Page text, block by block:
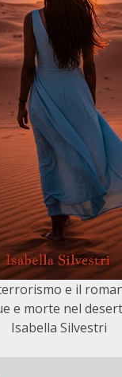
e il
e morte nel
Isabella Silvestri